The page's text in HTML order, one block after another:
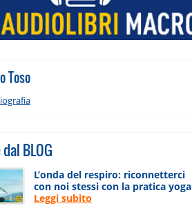
Toso
BLOG
L’onda del respiro: riconnetterci
con noi stessi con la pratica yoga
Leggi subito